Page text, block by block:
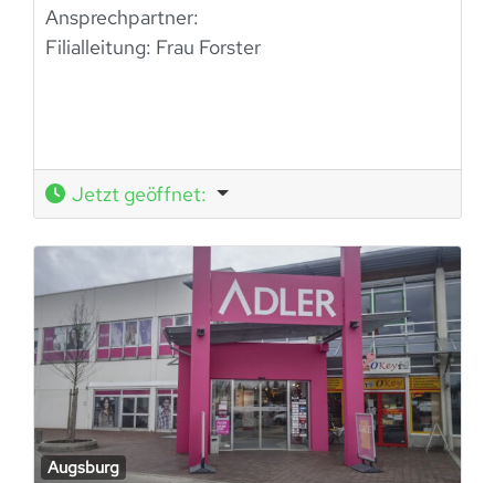
Ansprechpartner:
Filialleitung: Frau Forster
Jetzt geöffnet:
Augsburg